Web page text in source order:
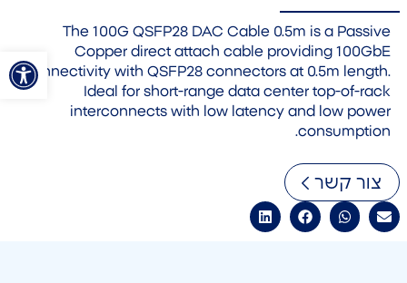
פתח
The 100G QSFP28 DAC Cable 0.5m is a Passive
Copper direct attach cable providing 100GbE
connectivity with QSFP28 connectors at 0.5m length.
Ideal for short-range data center top-of-rack
interconnects with low latency and low power
consumption.
צור קשר